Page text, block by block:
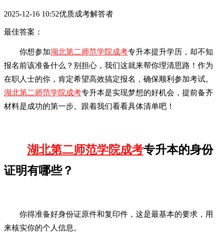
2025-12-16 10:52优质成考解答者
最佳答案：
你想参加湖北第二师范学院成考专升本提升学历，却不知
报名前该准备什么？别担心，我们这就来帮你理清思路！作为
在职人士的你，肯定希望高效搞定报名，确保顺利参加考试。
湖北第二师范学院成考专升本是实现梦想的好机会，提前备齐
材料是成功的第一步。跟着我们看看具体清单吧！
湖北第二师范学院成考专升本的身份
证明有哪些？
你得准备好身份证原件和复印件，这是最基本的要求，用
来核实你的个人信息。